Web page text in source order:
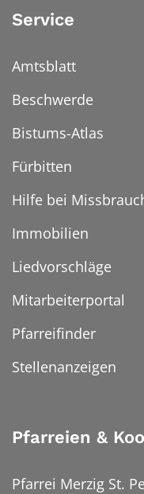
Service
Amtsblatt
Beschwerde
Bistums-Atlas
Fürbitten
Hilfe bei
Immobilien
Liedvorschläge
Mitarbeiterportal
Pfarreifinder
Stellenanzeigen
Pfarreien &
Pfarrei Merzig St.